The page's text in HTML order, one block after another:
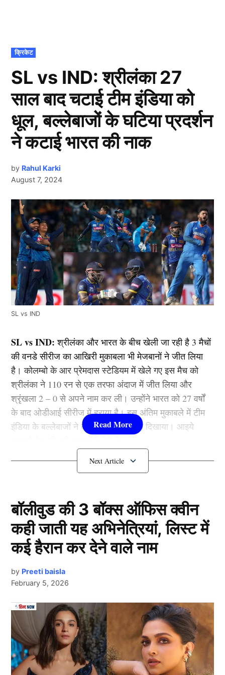
POSTED
IN
क्रिकेट
SL vs IND: श्रीलंका 27
साल बाद चटाई टीम इंडिया को
धूल, बल्लेबाजों के घटिया प्रदर्शन
ने कटाई भारत की नाक
by Rahul Karki
August 7, 2024
SL vs IND
SL vs IND: श्रीलंका और भारत के बीच खेली जा रही है 3 मैचों
की वनडे सीरीज का आखिरी मुकाबला भी मेजबानों ने जीत लिया
है। कोलम्बो के आर प्रेमदास स्टेडियम में खेले गए इस मैच को
श्रीलंका ने 110 रन से एक तरफा अंदाज में जीत लिया और
श्रृंखला 2 – 0 से अपने नाम कर ली। उन्होंने भारत को 27 वर्षों
के बाद ओडीआई सीरीज में हराया है। इस अंतिम मुकाबले में टीम
इंडिया के बल्लेबाजों ने बेहद घटिया प्रदर्शन दिखाया। आइये
SL vs IND: श्रीलंका ने खड़ा किया बड़ा
Kusal Mendis And Avishka Fernando
Next Article
बॉलीवुड की 3 बॉक्स ऑफिस क्वीन
कही जाती यह अभिनेत्रियां, लिस्ट में
कई हैरान कर देने वाले नाम
by Preeti baisla
February 5, 2026